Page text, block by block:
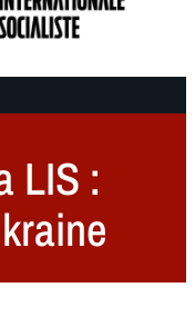
LIS :